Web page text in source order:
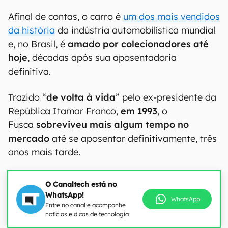
Afinal de contas, o carro é um dos mais vendidos
da história da indústria automobilística mundial
e, no Brasil, é amado por colecionadores até
hoje, décadas após sua aposentadoria
definitiva.
Trazido “de volta à vida” pelo ex-presidente da
República Itamar Franco, em 1993, o
Fusca sobreviveu mais algum tempo no
mercado até se aposentar definitivamente, três
anos mais tarde.
O Canaltech está no
WhatsApp!
Entre no canal e acompanhe
notícias e dicas de tecnologia
WhatsApp